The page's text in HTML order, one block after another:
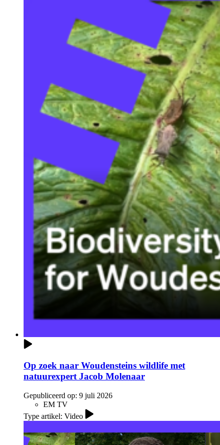
Op zoek naar Woudensteins wildlife met
natuurexpert Jacob Molenaar
Gepubliceerd op: 9 juli 2026
EM TV
Type artikel: Video